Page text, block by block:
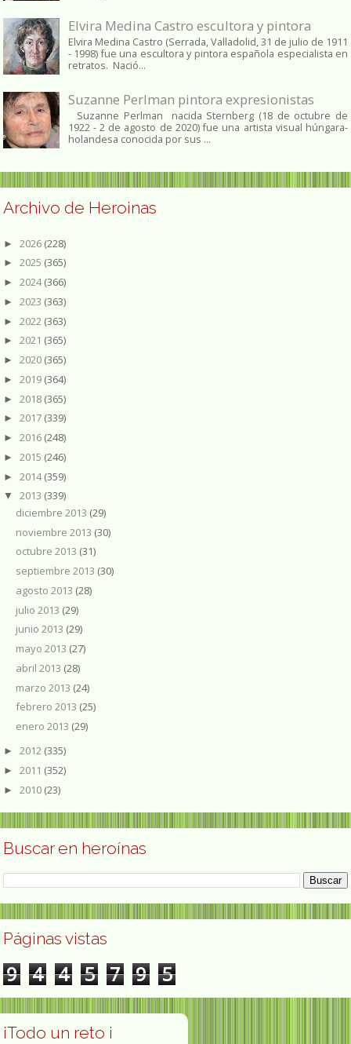
Elvira Medina Castro escultora y pintora
Elvira Medina Castro (Serrada, Valladolid, 31 de julio de 1911
- 1998) fue una escultora y pintora española especialista en
retratos. Nació...
Suzanne Perlman pintora expresionistas
Suzanne Perlman nacida Sternberg (18 de octubre de
1922 - 2 de agosto de 2020) fue una artista visual húngara-
holandesa conocida por sus ...
Archivo de Heroinas
► 2026 (228)
► 2025 (365)
► 2024(366)
► 2023 (363)
► 2022 (363)
► 2021 (365)
► 2020 (365)
► 2019 (364)
► 2018 (365)
► 2017 (339)
► 2016 (248)
► 2015 (246)
► 2014(359)
▼ 2013 (339)
diciembre 2013 (29)
noviembre 2013 (30)
octubre 2013 (31)
septiembre 2013 (30)
agosto 2013 (28)
julio 2013 (29)
junio 2013 (29)
mayo 2013 (27)
abril 2013 (28)
marzo 2013 (24)
febrero 2013 (25)
enero 2013 (29)
► 2012 (335)
► 2011 (352)
► 2010 (23)
Buscar en heroínas
Páginas vistas
9 4 4 5 7 9 5
¡Todo un reto ¡